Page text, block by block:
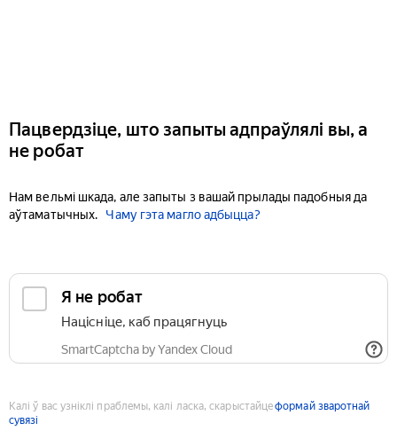
Пацвердзіце, што запыты адпраўлялі вы, а
не робат
Нам вельмі шкада, але запыты з вашай прылады падобныя да
аўтаматычных.
Чаму гэта магло адбыцца?
Я не робат
Націсніце, каб працягнуць
SmartCaptcha by Yandex Cloud
Калі ў вас узніклі праблемы, калі ласка, скарыстайцеформай зваротнай
сувязі